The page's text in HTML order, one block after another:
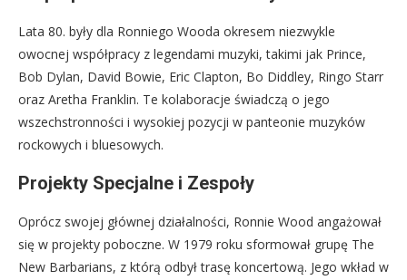
Lata 80. były dla Ronniego Wooda okresem niezwykle
owocnej współpracy z legendami muzyki, takimi jak Prince,
Bob Dylan, David Bowie, Eric Clapton, Bo Diddley, Ringo Starr
oraz Aretha Franklin. Te kolaboracje świadczą o jego
wszechstronności i wysokiej pozycji w panteonie muzyków
rockowych i bluesowych.
Projekty Specjalne i Zespoły
Oprócz swojej głównej działalności, Ronnie Wood angażował
się w projekty poboczne. W 1979 roku sformował grupę The
New Barbarians, z którą odbył trasę koncertową. Jego wkład w